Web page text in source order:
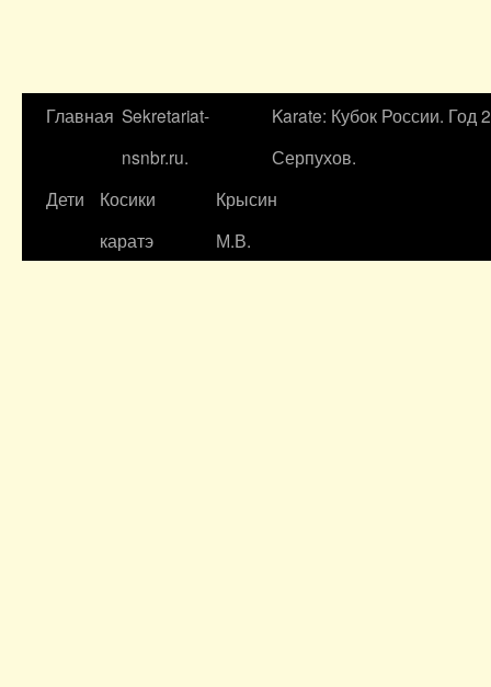
Главная Sekretariat-
nsnbr.ru.
Karate: Кубок России. Год
Серпухов.
Дети
Косики
каратэ
Крысин
М.В.